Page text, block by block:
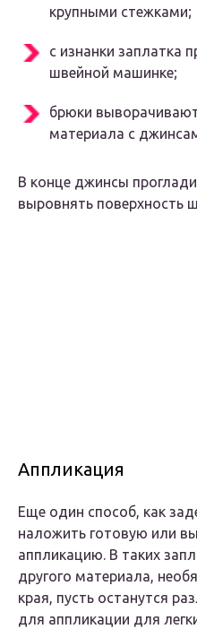
крупными стежками;
с изнанки заплатка
швейной машинке;
брюки
материала с
В конце джинсы
выровнять поверхность
Аппликация
Еще один способ, как
наложить готовую или
аппликацию. В таких
другого материала,
края, пусть останутся
для аппликации для